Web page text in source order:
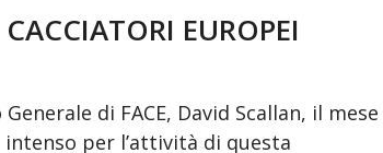
EUROPEI
di FACE, David Scallan, il mese
per l’attività di questa